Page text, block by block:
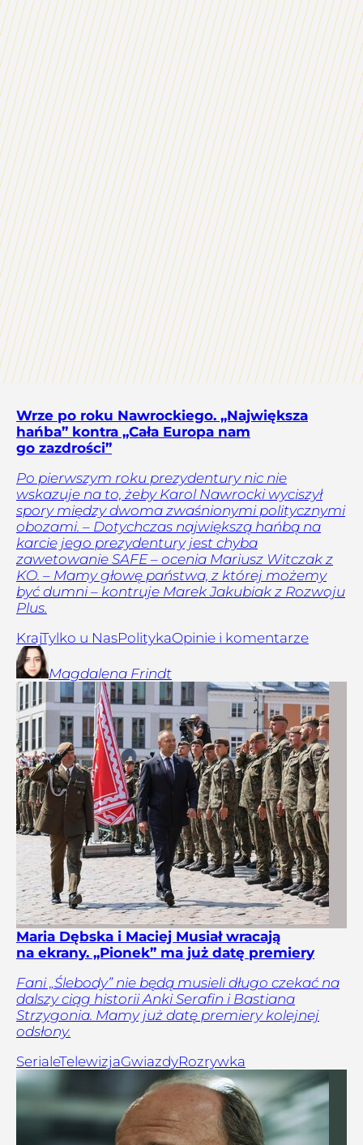
Wrze po roku Nawrockiego. „Największa
hańba” kontra „Cała Europa nam
go zazdrości”
Po pierwszym roku prezydentury nic nie
wskazuje na to, żeby Karol Nawrocki wyciszył
spory między dwoma zwaśnionymi politycznymi
obozami. – Dotychczas największą hańbą na
karcie jego prezydentury jest chyba
zawetowanie SAFE – ocenia Mariusz Witczak z
KO. – Mamy głowę państwa, z której możemy
być dumni – kontruje Marek Jakubiak z Rozwoju
Plus.
KrajTylko u NasPolitykaOpinie i komentarze
Magdalena Frindt
Maria Dębska i Maciej Musiał wracają
na ekrany. „Pionek” ma już datę premiery
Fani „Ślebody” nie będą musieli długo czekać na
dalszy ciąg historii Anki Serafin i Bastiana
Strzygonia. Mamy już datę premiery kolejnej
odsłony.
SerialeTelewizjaGwiazdyRozrywka